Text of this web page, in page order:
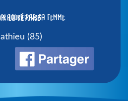
la réponsepar sa femme.
(85)